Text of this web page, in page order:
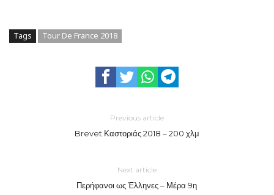
Tags Tour De France 2018
Previous article
Brevet Καστοριάς 2018 – 200 χλμ
Next article
Περήφανοι ως Έλληνες – Μέρα 9η